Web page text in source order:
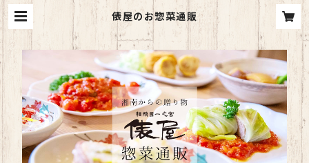
俵屋のお惣菜通販